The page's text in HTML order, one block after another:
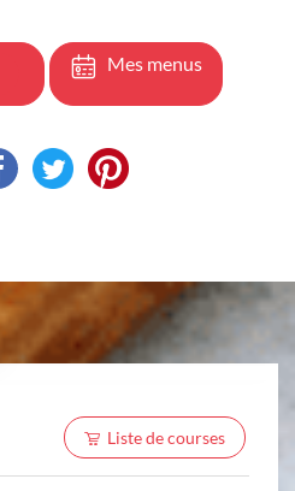
Mes menus
Liste de courses